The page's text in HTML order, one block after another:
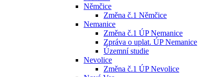
Němčice
Změna č.1 Němčice
Nemanice
Změna č.1 ÚP Nemanice
Zpráva o uplat. ÚP Nemanice
Územní studie
Nevolice
Změna č.1 ÚP Nevolice